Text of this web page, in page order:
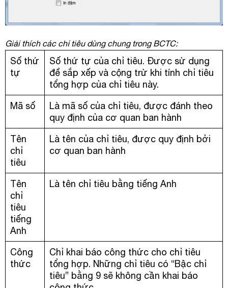
Giải thích các chỉ tiêu dùng chung trong BCTC:
Số thứ
tự
Số thứ tự của chỉ tiêu. Được sử dụng
để sắp xếp và cộng trừ khi tính chỉ tiêu
tổng hợp của chỉ tiêu này.
Mã số
Là mã số của chỉ tiêu, được đánh theo
quy định của cơ quan ban hành
Tên
chỉ
tiêu
Là tên của chỉ tiêu, được quy định bởi
cơ quan ban hành
Tên
chỉ
tiêu
tiếng
Anh
Là tên chỉ tiêu bằng tiếng Anh
Công
thức
Chỉ khai báo công thức cho chỉ tiêu
tổng hợp. Những chỉ tiêu có “Bậc chỉ
tiêu” bằng 9 sẽ không cần khai báo